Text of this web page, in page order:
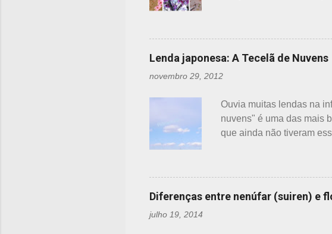
s
cores e algumas
Ameixeira - Ume 梅 A
da ameixeira. O período
relativamente espaçoso.
apresen...
Lenda japonesa: A Tecelã de Nuvens
novembro 29, 2012
Ouvia muitas lendas na
nuvens" é uma das mais
que ainda não tiveram
no mundo e muito triste,
para ajudá-lo nessa
chão. Sei percebeu que
havia uma aranha
Diferenças entre nenúfar (suiren) e
julho 19, 2014